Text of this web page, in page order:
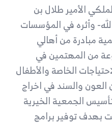
الأمير طلال بن
وأثره في المؤسسات
مبادرة من أهالي
من المهتمين في
الخاصة والأطفال
والسند في اخراج
الجمعية الخيرية
بهدف توفير برامج